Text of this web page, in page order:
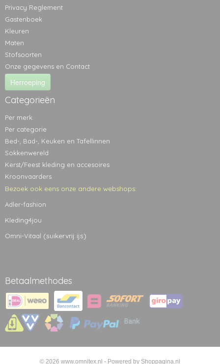
Privacy Reglement
Gastenboek
Kleuren
Maten
Stofsoorten
Onze gegevens en Contact
Herroeping
Categorieën
Per merk
Per categorie
Bed-, Bad-, Keuken en Tafellinnen
Sokkenwereld
Kerst/Feest kleding en accesoires
Kroonvaarders
Bezoek ook eens onze andere webshops:
Adler-fashion
Kleding4jou
Omni-Vitaal (suikervrij ijs)
Betaalmethodes
© 2026 www.omnitex.nl - Powered by Shoppagina.nl